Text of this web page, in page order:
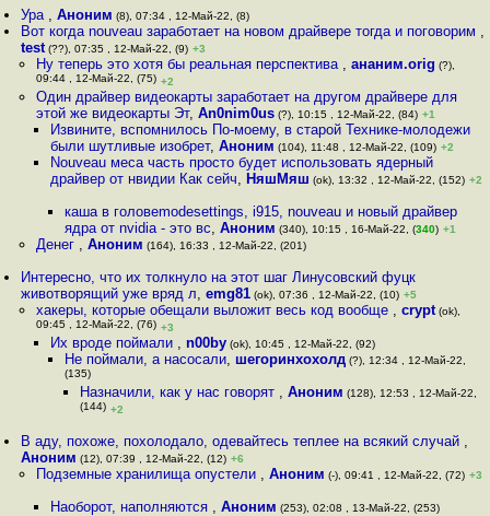
Ура ,Аноним (8), 07:34 , 12-Май-22, (8)
Вот когда nouveau заработает на новом драйвере тогда и поговорим ,
test (??), 07:35 , 12-Май-22, (9) +3
Ну теперь это хотя бы реальная перспектива , ананим.orig (?),
09:44 , 12-Май-22, (75) +2
Один драйвер видеокарты заработает на другом драйвере для
этой же видеокарты Эт, An0nim0us(?), 10:15 , 12-Май-22, (84) +1
Извините, вспомнилось По-моему, в старой Технике-молодежи
были шутливые изобрет, Аноним (104), 11:48 , 12-Май-22, (109) +2
Nouveau меса часть просто будет использовать ядерный
драйвер от нвидии Как сейч, НяшМяш (ok), 13:32 , 12-Май-22, (152) +2
каша в головеmodesettings, i915, nouveau и новый драйвер
ядра от nvidia - это вс,Аноним (340), 10:15 , 16-Май-22, (340) +1
Денег , Аноним (164), 16:33 , 12-Май-22, (201)
Интересно, что их толкнуло на этот шаг Линусовский фуцк
животворящий уже вряд л,emg81 (ok), 07:36 , 12-Май-22, (10) +5
хакеры, которые обещали выложит весь код вообще , crypt(ok),
09:45 , 12-Май-22, (76) +3
Их вроде поймали , n00by(ok), 10:45 , 12-Май-22, (92)
Не поймали, а насосали, шегоринхохолд (?), 12:34 , 12-Май-22,
(135)
Назначили, как у нас говорят , Аноним (128), 12:53 , 12-Май-22,
(144) +2
В аду, похоже, похолодало, одевайтесь теплее на всякий случай ,
Аноним (12), 07:39 , 12-Май-22, (12) +6
Подземные хранилища опустели , Аноним (-), 09:41 , 12-Май-22, (72) +3
Наоборот, наполняются , Аноним (253), 02:08 , 13-Май-22, (253)